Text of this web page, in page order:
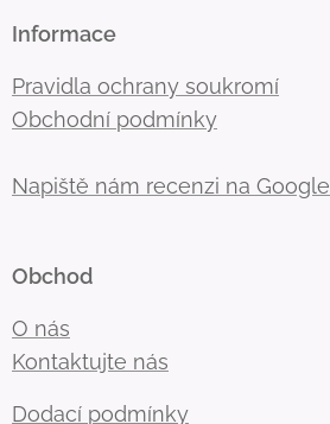
Informace
Pravidla ochrany soukromí
Obchodní podmínky
Napiště nám recenzi na Google
Obchod
O nás
Kontaktujte nás
Dodací podmínky